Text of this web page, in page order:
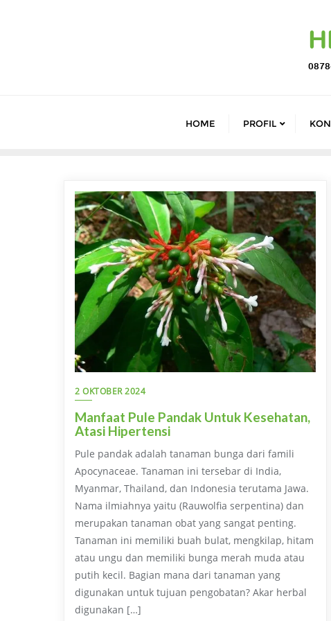
HOME PROFIL
2 OKTOBER 2024
Manfaat Pule Pandak Untuk Kesehatan,
Atasi Hipertensi
Pule pandak adalah tanaman bunga dari famili
Apocynaceae. Tanaman ini tersebar di India,
Myanmar, Thailand, dan Indonesia terutama Jawa.
Nama ilmiahnya yaitu (Rauwolfia serpentina) dan
merupakan tanaman obat yang sangat penting.
Tanaman ini memiliki buah bulat, mengkilap, hitam
atau ungu dan memiliki bunga merah muda atau
putih kecil. Bagian mana dari tanaman yang
digunakan untuk tujuan pengobatan? Akar herbal
digunakan […]